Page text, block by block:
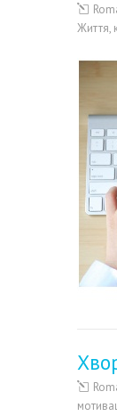
Життя,